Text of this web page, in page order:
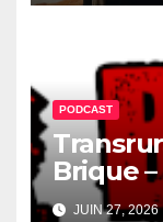
PODCAST
Brique –
JUIN 27, 2026